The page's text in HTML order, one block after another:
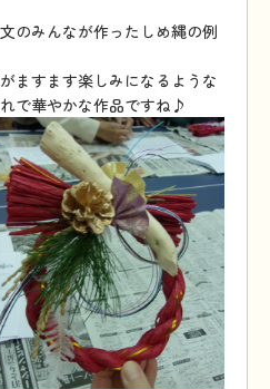
のみんなが作ったしめ縄の例
ますます楽しみになるような
で華やかな作品ですね♪